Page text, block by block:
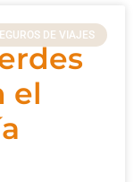
DE VIAJES
el